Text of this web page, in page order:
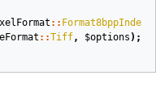
::
::Tiff, $options );